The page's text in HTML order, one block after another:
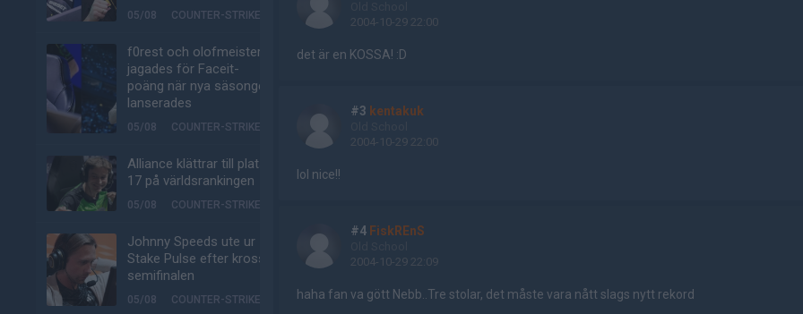
05/08 COUNTER-STRIKE
f0rest och olofmeister
jagades för Faceit-
poäng när nya säsongen
lanserades
05/08 COUNTER-STRIKE
Alliance klättrar till plats
17 på världsrankingen
05/08 COUNTER-STRIKE
Johnny Speeds ute ur
Stake Pulse efter kross i
semifinalen
05/08 COUNTER-STRIKE
2004-10-29 22:00
det är en KOSSA! :D
#3 kentakuk
2004-10-29 22:00
lol nice!!
#4 FiskREnS
2004-10-29 22:09
haha fan va gött Nebb..Tre stolar, det måste vara nått slags nytt rekord